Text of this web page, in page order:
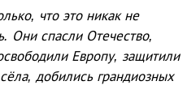
что это никак не
Они спасли Отечество,
Европу, защитили
добились грандиозных